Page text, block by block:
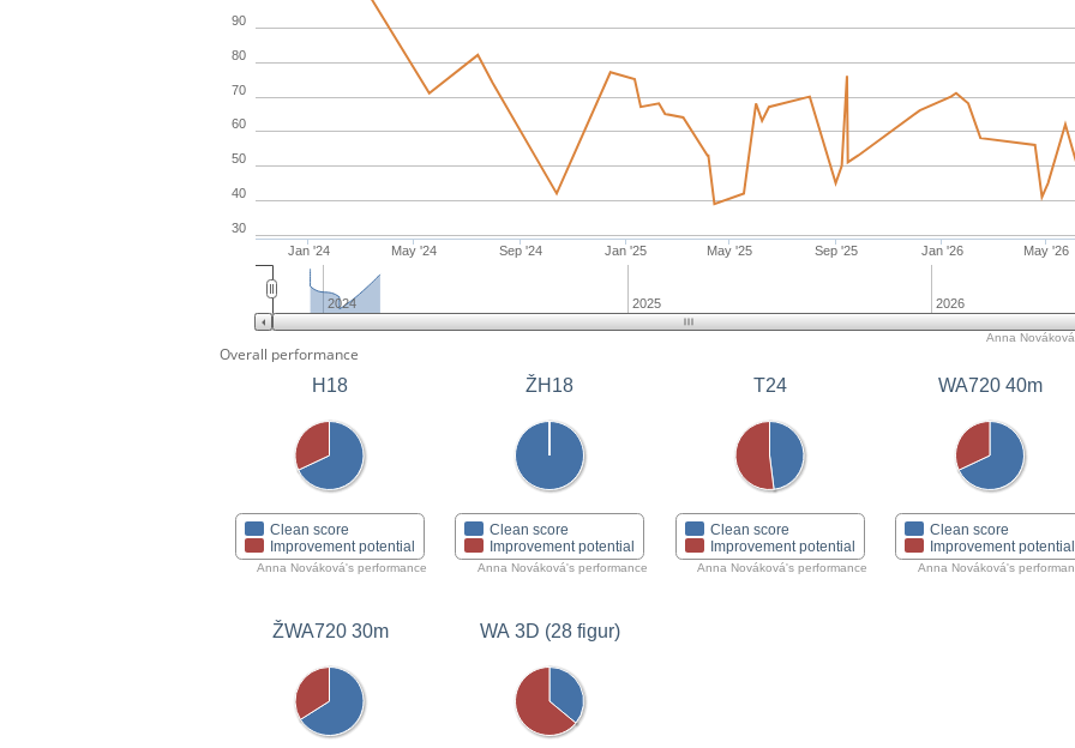
Jan '24 May '24 Sep '24 Jan '25 May '25 Sep '25 Jan '26 May '26
30
40
50
60
70
80
90
2024 2025 2026
Anna
Overall performance
H18
Clean score
Improvement potential
Anna Nováková's performance
ŽH18
Clean score
Improvement potential
Anna Nováková's performance
T24
Clean score
Improvement potential
Anna Nováková's performance
WA720 40m
Clean score
Improvement potential
Anna Nováková's
ŽWA720 30m WA 3D (28 figur)